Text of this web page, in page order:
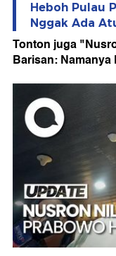
Heboh Pulau
Nggak Ada
Tonton juga
Barisan: